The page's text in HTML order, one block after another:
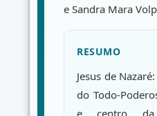
e Sandra Mara
RESUMO
Jesus de
do Todo-
e centro da